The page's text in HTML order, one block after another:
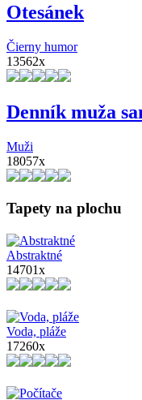
Otesánek
Čierny humor
13562x
Denník muža
Muži
18057x
Tapety na plochu
Abstraktné
14701x
Voda, pláže
17260x